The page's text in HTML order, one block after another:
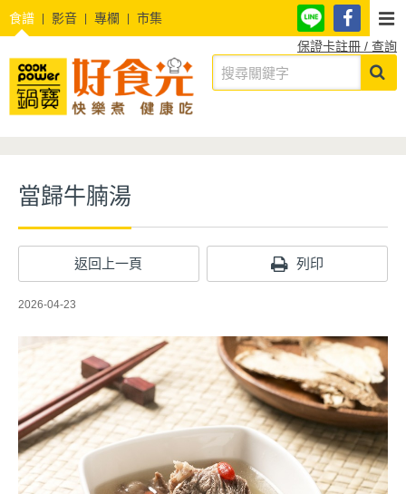
食譜 影音 專欄
市集
保證卡註冊 / 查詢
當歸牛腩湯
返回上一頁 列印
2026-04-23